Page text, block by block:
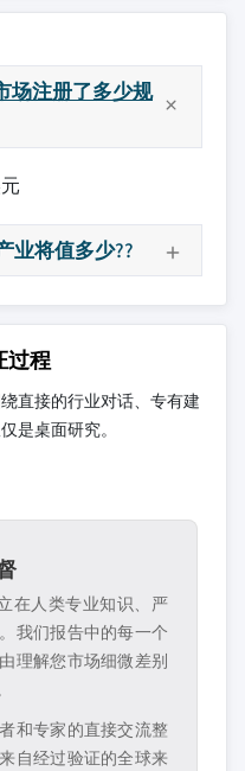
场注册了多少规
业将值多少??
过程
直接的行业对话、专有建
是桌面研究。
在人类专业知识、严
我们报告中的每一个
理解您市场细微差别
和专家的直接交流整
自经过验证的全球来